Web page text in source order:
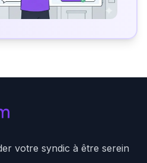
votre syndic à être serein